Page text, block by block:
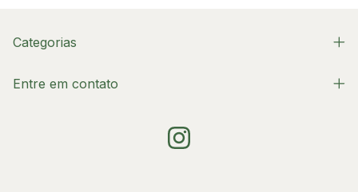
Categorias
Entre em contato